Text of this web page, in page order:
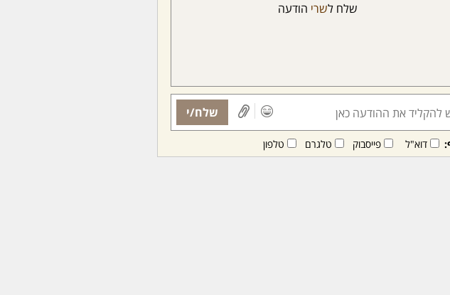
שלח לשרי הודעה
שלח/י
דוא"ל פייסבוק טלגרם טלפון